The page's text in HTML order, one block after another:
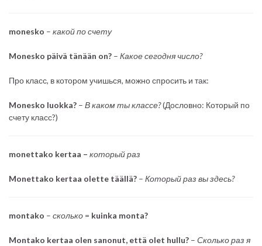
monesko – какой по счету
Monesko päivä tänään on? – Какое сегодня число?
Про класс, в котором учишься, можно спросить и так:
Monesko luokka? – В каком ты классе?(Дословно: Который по
счету класс?)
monettako kertaa – который раз
Monettako kertaa olette täällä? – Который раз вы здесь?
montako – сколько = kuinka monta?
Montako kertaa olen sanonut, että olet hullu? – Сколько раз я